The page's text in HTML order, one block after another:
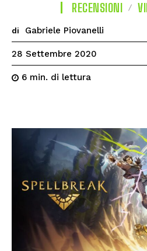
RECENSIONI
di Gabriele Piovanelli
28 Settembre 2020
6 min. di lettura